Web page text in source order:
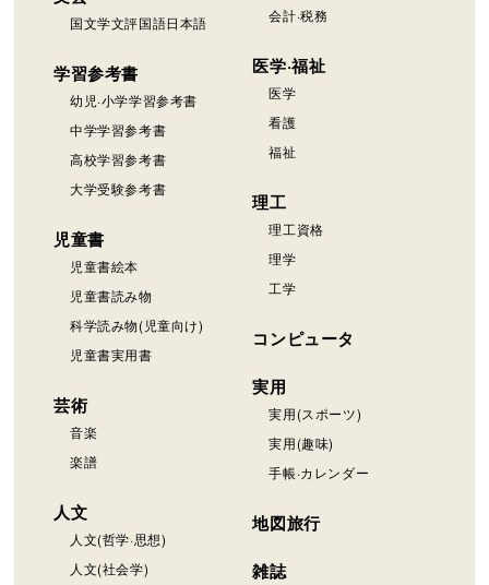
国文学文評国語日本語
学習参考書
幼児·小学学習参考書
中学学習参考書
高校学習参考書
大学受験参考書
児童書
児童書絵本
児童書読み物
科学読み物(児童向け)
児童書実用書
芸術
音楽
楽譜
人文
人文(哲学·思想)
人文(社会学)
会計·税務
医学·福祉
医学
看護
福祉
理工
理工資格
理学
工学
コンピュータ
実用
実用(スポーツ)
実用(趣味)
手帳·カレンダー
地図旅行
雑誌